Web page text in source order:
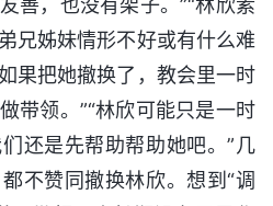
兄姊妹情形不好或有什么难
果把她撤换了，教会里一时
带领。”“林欣可能只是一时
还是先帮助帮助她吧。”几
不赞同撤换林欣。想到“调